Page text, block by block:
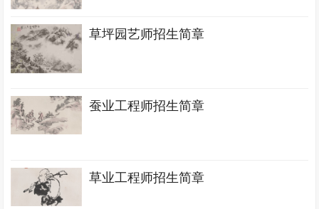
草坪园艺师招生简章
蚕业工程师招生简章
草业工程师招生简章